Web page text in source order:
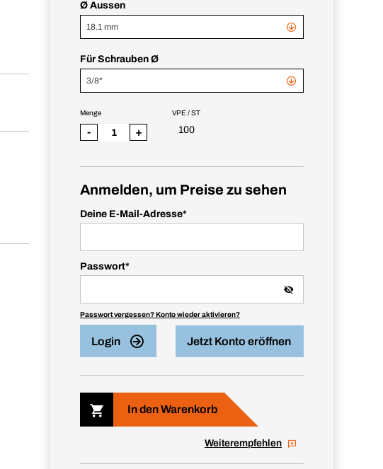
Ø Aussen
18.1 mm
Für Schrauben Ø
3/8"
VPE / ST
100
Menge
- +
Anmelden, um Preise zu sehen
Deine E-Mail-Adresse*
Passwort*
Passwort vergessen? Konto wieder aktivieren?
Login Jetzt Konto eröffnen
In den Warenkorb
Weiterempfehlen